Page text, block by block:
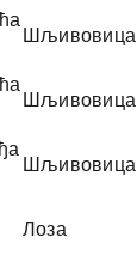
Шљивовица
Шљивовица
Шљивовица
Лоза